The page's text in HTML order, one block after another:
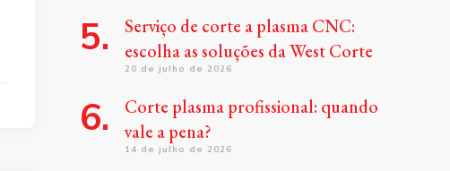
Serviço de corte a plasma CNC:
escolha as soluções da West Corte
20 de julho de 2026
Corte plasma profissional: quando
vale a pena?
14 de julho de 2026